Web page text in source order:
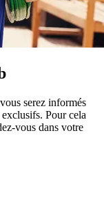
serez informés
Pour cela
vous dans votre